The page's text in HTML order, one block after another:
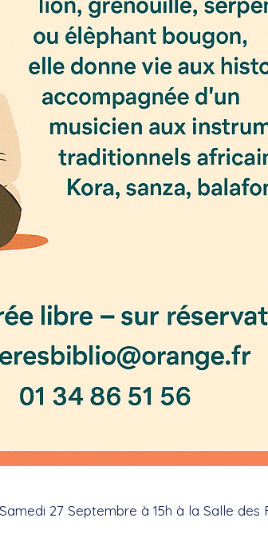
27 Septembre à 15h à la Salle des